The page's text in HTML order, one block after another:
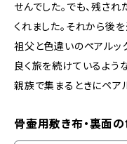
せんでした。でも、残さ
くれました。それから後
祖父と色違いのペアルッ
良く旅を続けているよう
親族で集まるときにペア
骨壷用敷き布・裏面